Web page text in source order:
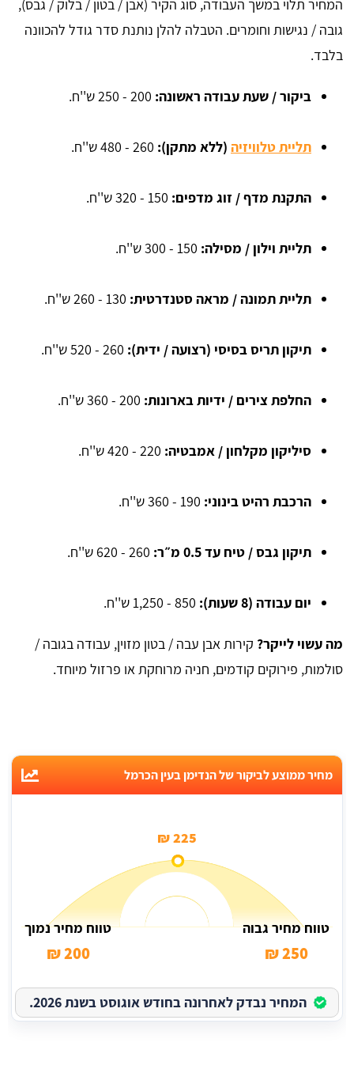
המחיר תלוי במשך העבודה, סוג הקיר (אבן / בטון / בלוק / גבס),
גובה / נגישות וחומרים. הטבלה להלן נותנת סדר גודל להכוונה
בלבד.
ביקור / שעת עבודה ראשונה:
תליית טלוויזיה (ללא מתקן):
התקנת מדף / זוג מדפים:
תליית וילון / מסילה:
תליית תמונה / מראה סטנדרטית:
תיקון תריס בסיסי (רצועה / ידית):
החלפת צירים / ידיות בארונות:
סיליקון מקלחון / אמבטיה: 220 - 420 ש''ח.
הרכבת רהיט בינוני: 190 - 360 ש''ח.
תיקון גבס / טיח עד 0.5 מ״ר:
יום עבודה (8 שעות): 850 - 1,250 ש''ח.
מה עשוי לייקר? קירות אבן עבה / בטון מזוין, עבודה בגובה /
סולמות, פירוקים קודמים, חניה מרוחקת או פרזול מיוחד.
מחיר ממוצע לביקור של הנדימן בעין הכרמל
225 ₪
טווח מחיר גבוה
250 ₪
טווח מחיר נמוך
200 ₪
המחיר נבדק לאחרונה בחודש אוגוסט בשנת 2026.